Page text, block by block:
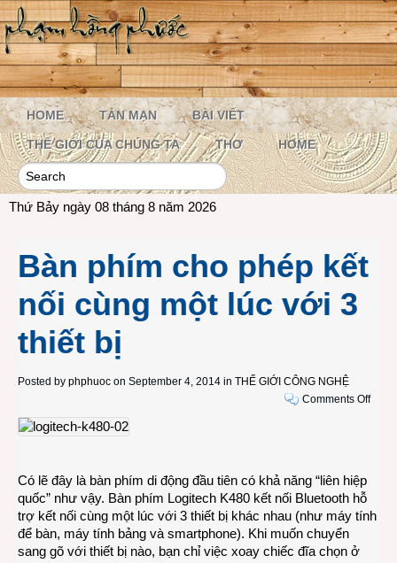
HOME TẢN MẠN BÀI VIẾT
THẾ GIỚI CỦA CHÚNG TA THƠ HOME
Thứ Bảy ngày 08 tháng 8 năm 2026
Bàn phím cho phép kết
nối cùng một lúc với 3
thiết bị
Posted by phphuoc on September 4, 2014 in THẾ GIỚI CÔNG NGHỆ
Comments Offon
cùng
Có lẽ đây là bàn phím di động đầu tiên có khả năng “liên hiệp
quốc” như vậy. Bàn phím Logitech K480 kết nối Bluetooth hỗ
trợ kết nối cùng một lúc với 3 thiết bị khác nhau (như máy tính
để bàn, máy tính bảng và smartphone). Khi muốn chuyển
sang gõ với thiết bị nào, bạn chỉ việc xoay chiếc đĩa chọn ở